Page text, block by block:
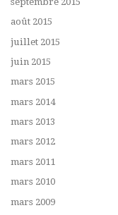
août 2015
juillet 2015
juin 2015
mars 2015
mars 2014
mars 2013
mars 2012
mars 2011
mars 2010
mars 2009